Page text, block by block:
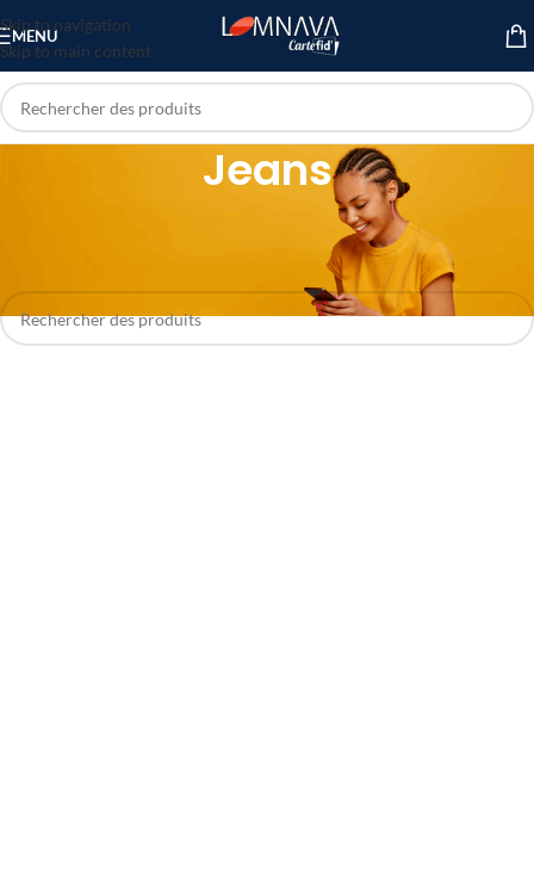
Skip to navigation
Skip to main content
MENU
Jeans
Vêtements Homme/Jeans
Aucun produit ne correspond à votre sélection.